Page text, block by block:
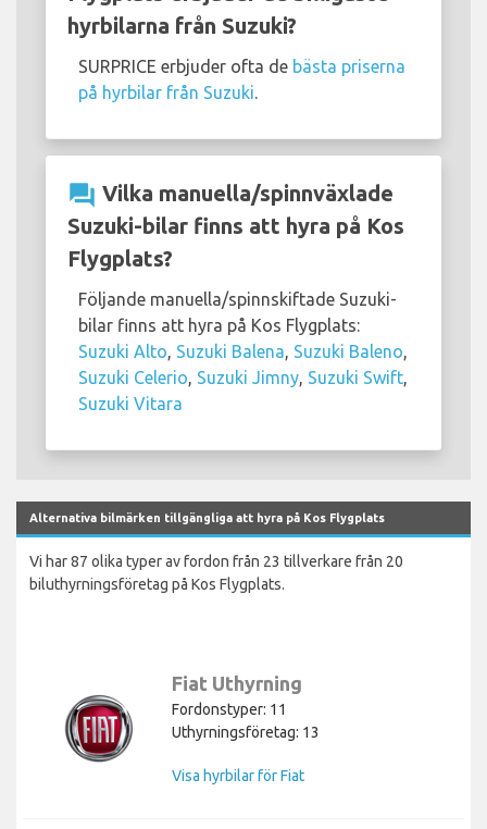
hyrbilarna från Suzuki?
SURPRICE erbjuder ofta de bästa priserna
på hyrbilar från Suzuki.
question_answer Vilka manuella/spinnväxlade
Suzuki-bilar finns att hyra på Kos
Flygplats?
Följande manuella/spinnskiftade Suzuki-
bilar finns att hyra på Kos Flygplats:
Suzuki Alto, Suzuki Balena, Suzuki Baleno,
Suzuki Celerio, Suzuki Jimny, Suzuki Swift,
Suzuki Vitara
Alternativa bilmärken tillgängliga att hyra på Kos Flygplats
Vi har 87 olika typer av fordon från 23 tillverkare från 20
biluthyrningsföretag på Kos Flygplats.
Fiat Uthyrning
Fordonstyper: 11
Uthyrningsföretag: 13
Visa hyrbilar för Fiat